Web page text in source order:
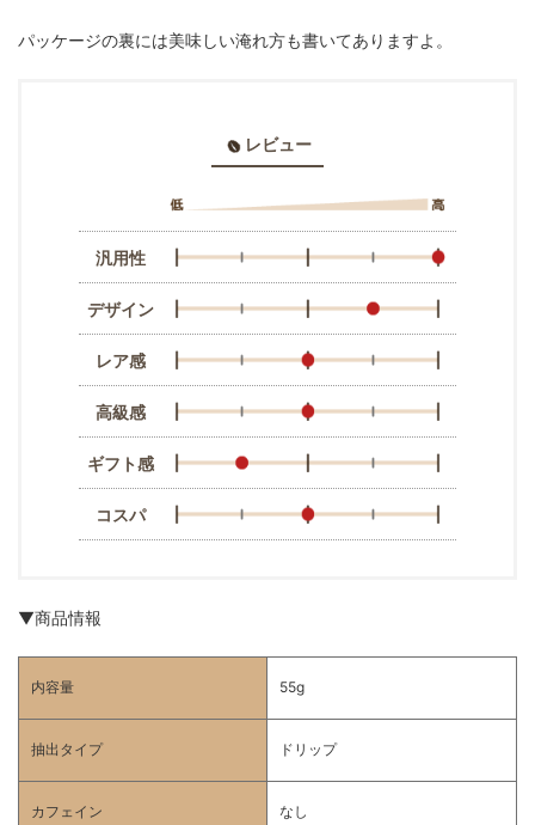
パッケージの裏には美味しい淹れ方も書いてありますよ。
レビュー
汎用性
デザイン
レア感
高級感
ギフト感
コスパ
▼商品情報
内容量 55g
抽出タイプ ドリップ
カフェイン なし